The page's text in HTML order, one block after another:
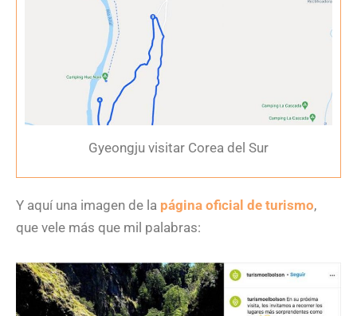
Gyeongju visitar Corea del Sur
Y aquí una imagen de la página oficial de turismo,
que vele más que mil palabras: